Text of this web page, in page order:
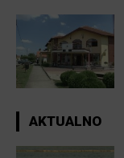
AKTUALNO